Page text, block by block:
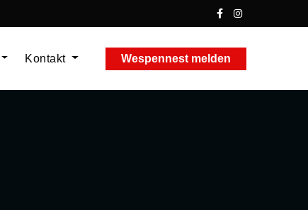
Kontakt Wespennest melden